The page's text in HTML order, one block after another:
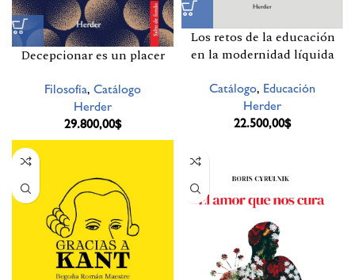
Decepcionar es un placer
Filosofía, Catálogo
Herder
29.800,00$
Los retos de la educación
en la modernidad líquida
Catálogo, Educación
Herder
22.500,00$